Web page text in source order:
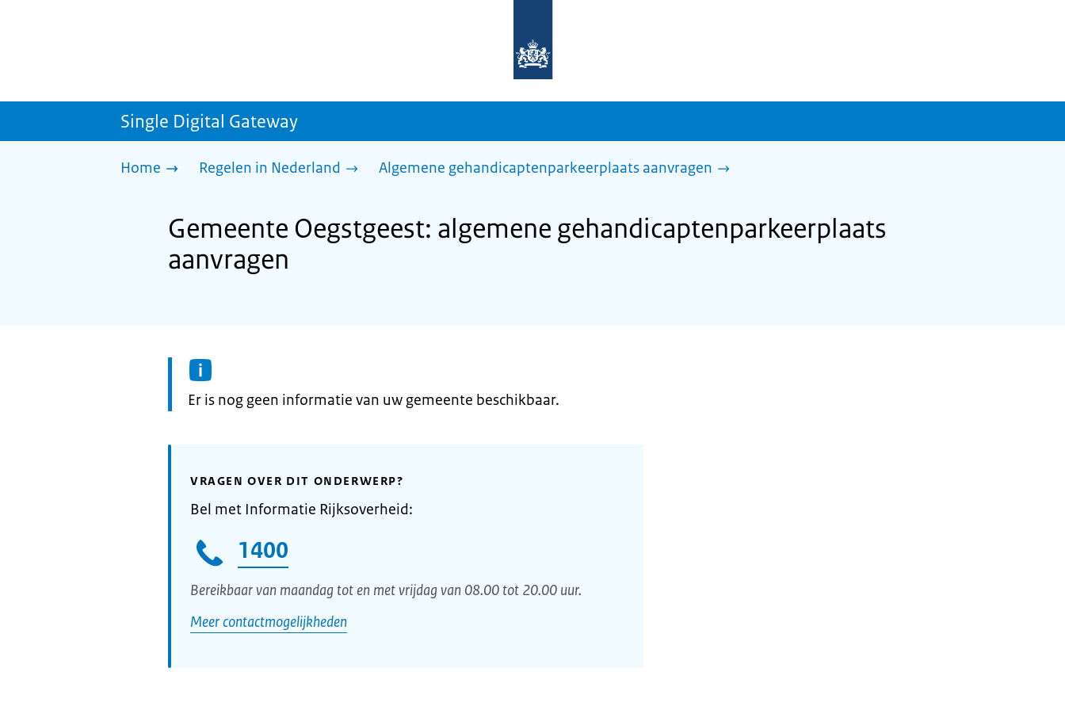
homepage
sdg.rijksoverheid.nl
Single Digital Gateway
Home Regelen in Nederland Algemene gehandicaptenparkeerplaats aanvragen
Gemeente Oegstgeest: algemene gehandicaptenparkeerplaats
aanvragen
Informatie:
Er is nog geen informatie van uw gemeente beschikbaar.
VRAGEN OVER DIT ONDERWERP?
Bel met Informatie Rijksoverheid:
1400
Bereikbaar van maandag tot en met vrijdag van 08.00 tot 20.00 uur.
Meer contactmogelijkheden